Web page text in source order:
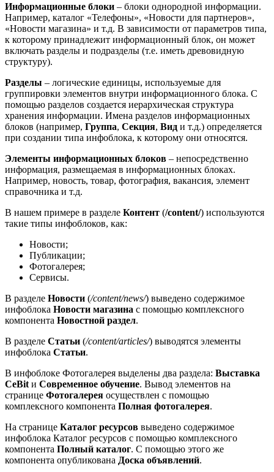
Информационные блоки – блоки однородной информации.
Например, каталог «Телефоны», «Новости для партнеров»,
«Новости магазина» и т.д. В зависимости от параметров типа,
к которому принадлежит информационный блок, он может
включать разделы и подразделы (т.е. иметь древовидную
структуру).
Разделы – логические единицы, используемые для
группировки элементов внутри информационного блока. С
помощью разделов создается иерархическая структура
хранения информации. Имена разделов информационных
блоков (например, Группа, Секция, Вид и т.д.) определяется
при создании типа инфоблока, к которому они относятся.
Элементы информационных блоков – непосредственно
информация, размещаемая в информационных блоках.
Например, новость, товар, фотография, вакансия, элемент
справочника и т.д.
В нашем примере в разделе Контент (/content/) используются
такие типы инфоблоков, как:
Новости;
Публикации;
Фотогалерея;
Сервисы.
В разделе Новости (/content/news/) выведено содержимое
инфоблока Новости магазина с помощью комплексного
компонента Новостной раздел.
В разделе Статьи (/content/articles/) выводятся элементы
инфоблока Статьи.
В инфоблоке Фотогалерея выделены два раздела: Выставка
CeBit и Современное обучение. Вывод элементов на
странице Фотогалерея осуществлен с помощью
комплексного компонента Полная фотогалерея.
На странице Каталог ресурсов выведено содержимое
инфоблока Каталог ресурсов с помощью комплексного
компонента Полный каталог. С помощью этого же
компонента опубликована Доска объявлений.